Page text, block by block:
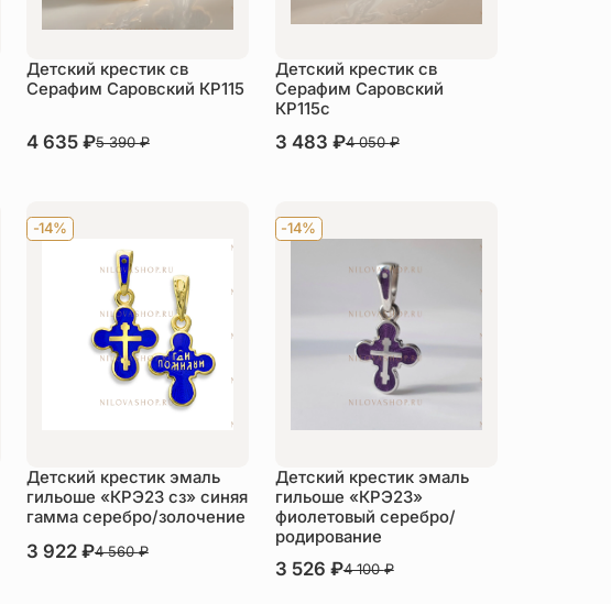
Детский крестик св
Серафим Саровский КР115
В наличии
4 635 ₽5 390₽
Детский крестик св
Серафим Саровский
КР115c
В наличии
3 483 ₽4 050₽
-14%
Детский крестик эмаль
гильоше «КРЭ23 сз» синяя
гамма серебро/золочение
В наличии
3 922 ₽4 560₽
-14%
Детский крестик эмаль
гильоше «КРЭ23»
фиолетовый серебро/
родирование
В наличии
3 526 ₽4 100₽